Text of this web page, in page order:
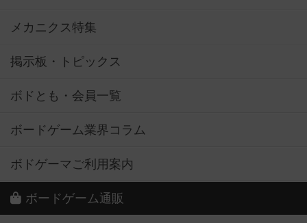
メカニクス特集
掲示板・トピックス
ボドとも・会員一覧
ボードゲーム業界コラム
ボドゲーマご利用案内
ボードゲーム通販